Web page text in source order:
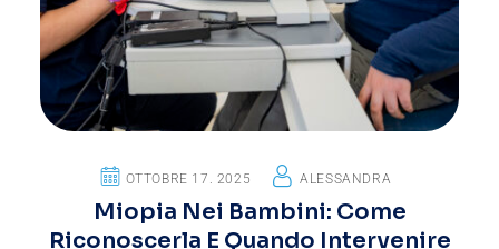
OTTOBRE 17. 2025 ALESSANDRA
Miopia Nei Bambini: Come
Riconoscerla E Quando Intervenire